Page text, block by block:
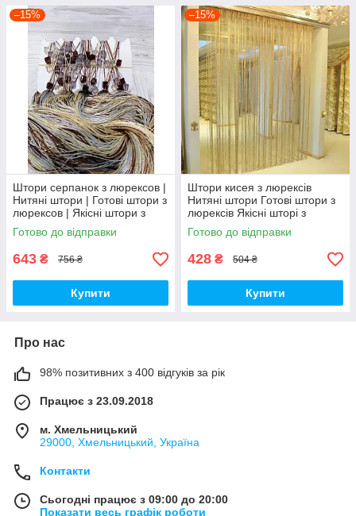
–15%
Штори серпанок з люрексов |
Нитяні штори | Готові штори з
люрексов | Якісні штори з
люрексу | Кавові штори
Готово до відправки
643 ₴ 756 ₴
Купити
–15%
Штори кисея з люрексів
Нитяні штори Готові штори з
люрексів Якісні шторі з
люрексу Золотисті штори
Готово до відправки
428 ₴ 504 ₴
Купити
Про нас
98% позитивних з 400 відгуків за рік
Працює з 23.09.2018
м. Хмельницький
29000, Хмельницький, Україна
Контакти
Сьогодні працює з 09:00 до 20:00
Показати весь графік роботи